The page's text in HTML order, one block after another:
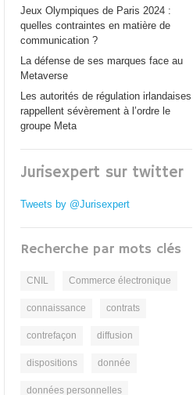
Jeux Olympiques de Paris 2024 :
quelles contraintes en matière de
communication ?
La défense de ses marques face au
Metaverse
Les autorités de régulation irlandaises
rappellent sévèrement à l’ordre le
groupe Meta
Jurisexpert sur twitter
Tweets by @Jurisexpert
Recherche par mots clés
CNIL Commerce électronique
connaissance contrats
contrefaçon diffusion
dispositions donnée
données personnelles